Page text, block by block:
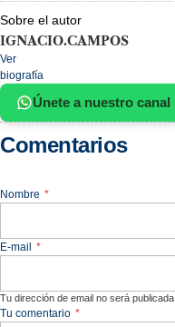
Sobre el autor
IGNACIO.CAMPOS
Ver
biografía
Únete a nuestro canal
Comentarios
Nombre *
E-mail *
Tu dirección de email no será publicada.
Tu comentario *